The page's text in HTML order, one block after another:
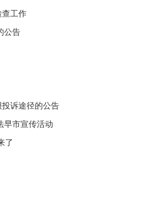
查工作
公告
诉途径的公告
早市宣传活动
了